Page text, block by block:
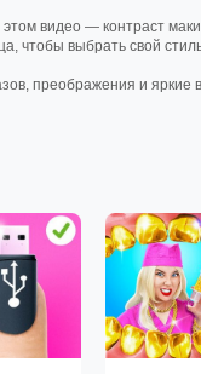
этом видео — контраст
чтобы выбрать свой
преображения и яркие